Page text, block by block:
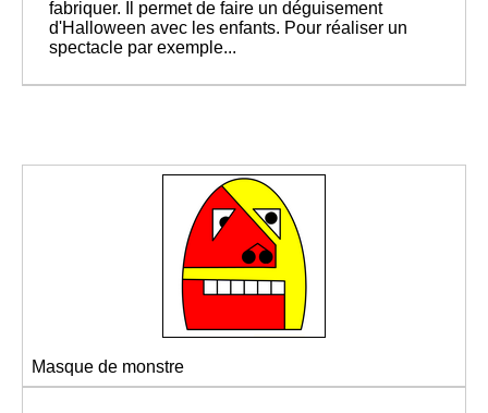
fabriquer. Il permet de faire un déguisement
d'Halloween avec les enfants. Pour réaliser un
spectacle par exemple...
Masque de monstre